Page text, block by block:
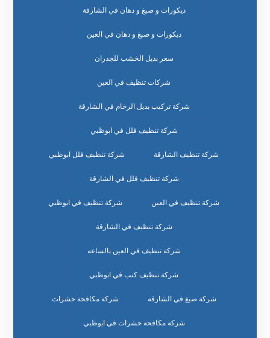
ديكورات و صبغ و دهان في الشارقة
ديكورات و صبغ و دهان في العين
سعر بديل الخشب للجدران
شركات تنظيف في العين
شركة تركيب بديل الرخام في الشارقة
شركة تنظيف فلل في ابوظبي
شركة تنظيف الشارقة شركة تنظيف فلل ابوظبي
شركة تنظيف فلل في الشارقة
شركة تنظيف في العين شركة تنظيف في ابوظبي
شركة تنظيف في الشارقة
شركة تنظيف في العين بالساعه
شركة تنظيف كنب في ابوظبي
شركة صبغ في الشارقة شركة مكافحة حشرات
شركة مكافحة حشرات في ابوظبي